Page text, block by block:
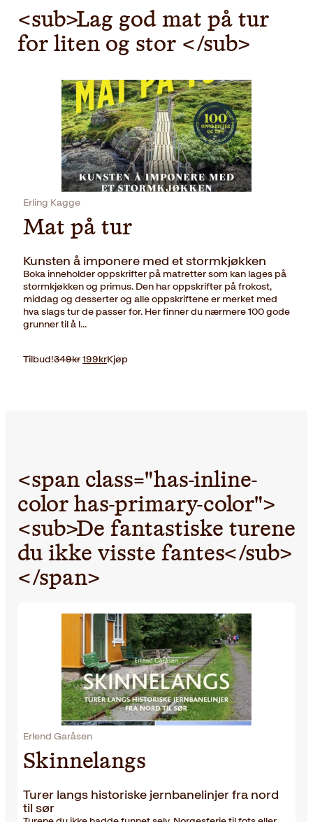
<sub>Lag god mat på tur
for liten og stor </sub>
Erling Kagge
Mat på tur
Kunsten å imponere med et stormkjøkken
Boka inneholder oppskrifter på matretter som kan lages på
stormkjøkken og primus. Den har oppskrifter på frokost,
middag og desserter og alle oppskriftene er merket med
hva slags tur de passer for. Her finner du nærmere 100 gode
grunner til å l…
Tilbud!349krOpprinnelig
199krNåværende
Kjøp
<span class="has-inline-
color has-primary-color">
<sub>De fantastiske turene
du ikke visste fantes</sub>
</span>
Erlend Garåsen
Skinnelangs
Turer langs historiske jernbanelinjer fra nord
til sør